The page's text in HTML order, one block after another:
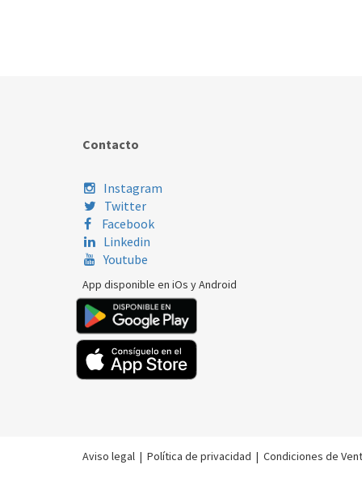
Contacto
Instagram
Twitter
Facebook
Linkedin
Youtube
App disponible en iOs y Android
Aviso legal | Política de privacidad | Condiciones de